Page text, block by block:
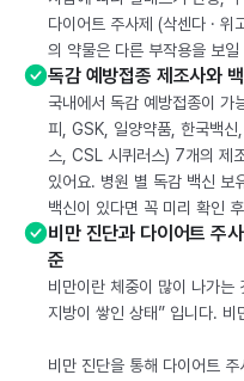
다이어트 주사제 (삭센다 ·
의 약물은 다른 부작용을 보일
독감 예방접종 제조사와
국내에서 독감 예방접종이 가
피, GSK, 일양약품, 한국백
스, CSL 시퀴러스) 7개의 제
있어요. 병원 별 독감 백신 보
백신이 있다면 꼭 미리 확인
비만 진단과 다이어트 주
준
비만이란 체중이 많이 나가는
지방이 쌓인 상태” 입니다.
비만 진단을 통해 다이어트